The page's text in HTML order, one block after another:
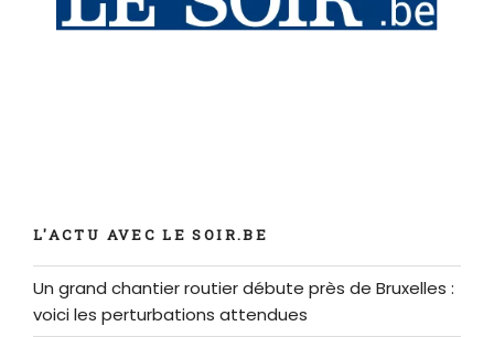
L'ACTU AVEC LE SOIR.BE
Un grand chantier routier débute près de Bruxelles :
voici les perturbations attendues